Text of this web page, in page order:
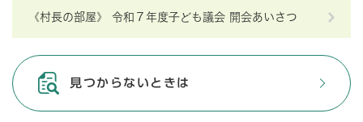
《村長の部屋》 令和７年度子ども議会 開会あいさつ
見つからないときは